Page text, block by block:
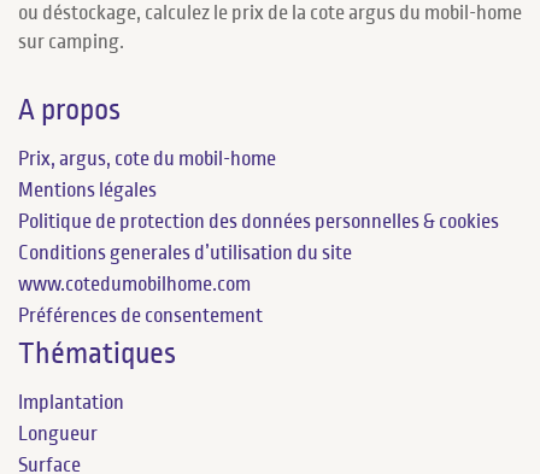
ou déstockage, calculez le prix de la cote argus du mobil-home
sur camping.
A propos
Prix, argus, cote du mobil-home
Mentions légales
Politique de protection des données personnelles & cookies
Conditions generales d’utilisation du site
www.cotedumobilhome.com
Préférences de consentement
Thématiques
Implantation
Longueur
Surface